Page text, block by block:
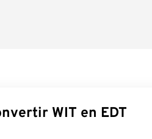
WIT en EDT